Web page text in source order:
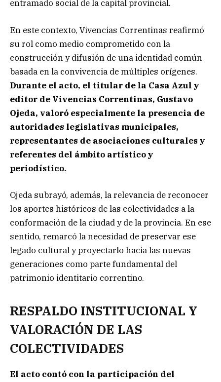
entramado social de la capital provincial.
En este contexto, Vivencias Correntinas reafirmó
su rol como medio comprometido con la
construcción y difusión de una identidad común
basada en la convivencia de múltiples orígenes.
Durante el acto, el titular de la Casa Azul y
editor de Vivencias Correntinas, Gustavo
Ojeda, valoró especialmente la presencia de
autoridades legislativas municipales,
representantes de asociaciones culturales y
referentes del ámbito artístico y
periodístico.
Ojeda subrayó, además, la relevancia de reconocer
los aportes históricos de las colectividades a la
conformación de la ciudad y de la provincia. En ese
sentido, remarcó la necesidad de preservar ese
legado cultural y proyectarlo hacia las nuevas
generaciones como parte fundamental del
patrimonio identitario correntino.
RESPALDO INSTITUCIONAL Y
VALORACIÓN DE LAS
COLECTIVIDADES
El acto contó con la participación del